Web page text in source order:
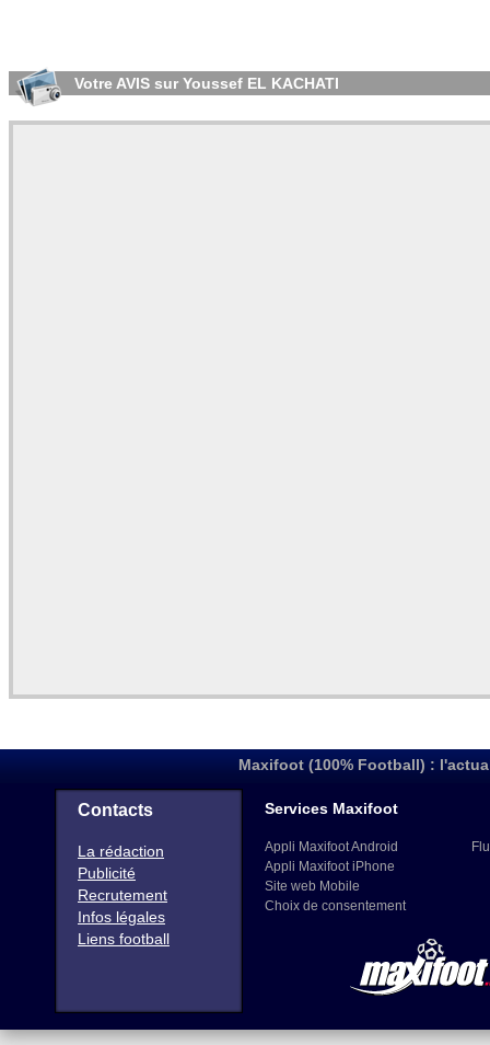
Votre AVIS sur Youssef EL KACHATI
Maxifoot (100% Football) :
Contacts
La rédaction
Publicité
Recrutement
Infos légales
Liens football
Services Maxifoot
Appli Maxifoot Android
Appli Maxifoot iPhone
Site web Mobile
Choix de consentement